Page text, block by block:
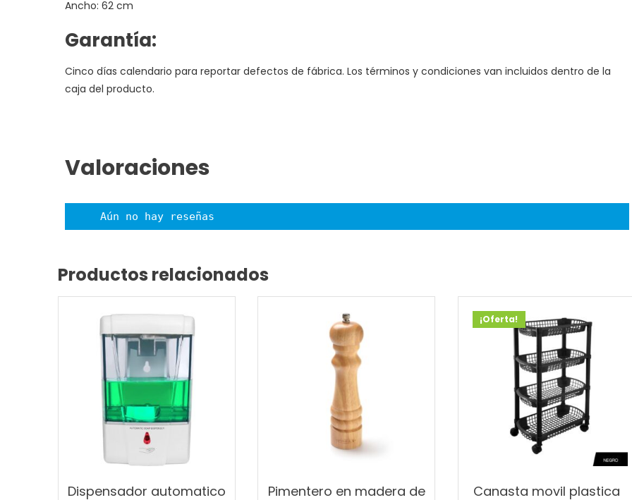
Ancho: 62 cm
Garantía:
Cinco días calendario para reportar defectos de fábrica. Los términos y condiciones van incluidos dentro de la
caja del producto.
Valoraciones
Aún no hay reseñas
Productos relacionados
Dispensador automatico
Pimentero en madera de
¡Oferta!
Canasta movil plastica